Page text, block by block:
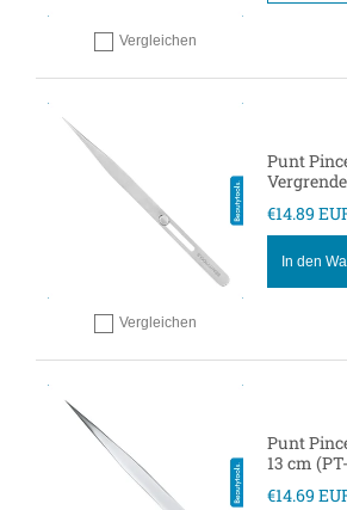
Hinzufügen zum vergleichen
Vergleichen
Hinzufügen zum vergleichen
Vergleichen
Punt
€14.89
In den
Punt
13 cm
€14.69